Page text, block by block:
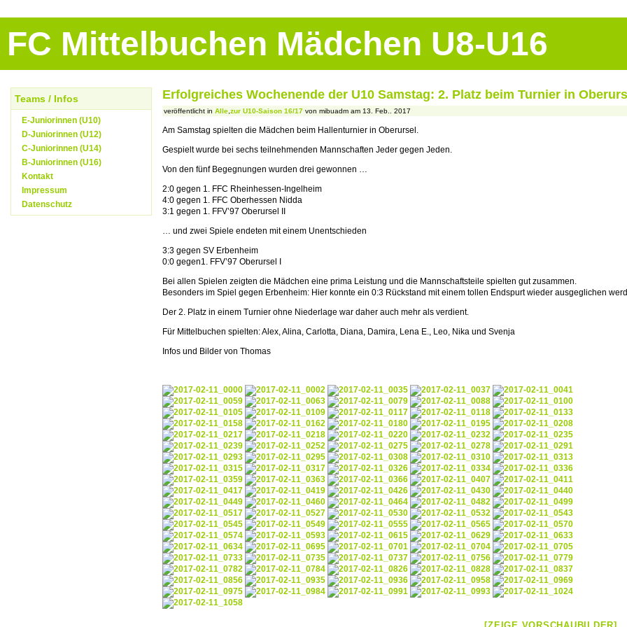
FC Mittelbuchen Mädchen U8-U16
Teams / Infos
E-Juniorinnen (U10)
D-Juniorinnen (U12)
C-Juniorinnen (U14)
B-Juniorinnen (U16)
Kontakt
Impressum
Datenschutz
Erfolgreiches Wochenende der U10 Samstag: 2. Platz beim Turnier in
veröffentlicht in Alle zur U10-Saison 16/17 von mibuadm am 13. Feb.. 2017
Am Samstag spielten die Mädchen beim Hallenturnier in Oberursel.
Gespielt wurde bei sechs teilnehmenden Mannschaften Jeder gegen Jeden.
Von den fünf Begegnungen wurden drei gewonnen …
2:0 gegen 1. FFC Rheinhessen-Ingelheim
4:0 gegen 1. FFC Oberhessen Nidda
3:1 gegen 1. FFV’97 Oberursel II
… und zwei Spiele endeten mit einem Unentschieden
3:3 gegen SV Erbenheim
0:0 gegen1. FFV’97 Oberursel I
Bei allen Spielen zeigten die Mädchen eine prima Leistung und die Mannschaftsteile spielten gut zusammen.
Besonders im Spiel gegen Erbenheim: Hier konnte ein 0:3 Rückstand mit einem tollen Endspurt wieder ausgeglichen
Der 2. Platz in einem Turnier ohne Niederlage war daher auch mehr als verdient.
Für Mittelbuchen spielten: Alex, Alina, Carlotta, Diana, Damira, Lena E., Leo, Nika und Svenja
Infos und Bilder von Thomas